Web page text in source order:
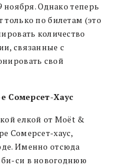
ноября. Однако теперь
по билетам (это
количество
связанные с
свой
Сомерсет-Хаус
елкой от Moët &
Сомерсет-хаус,
Именно отсюда
си в новогоднюю